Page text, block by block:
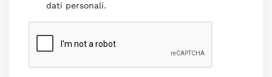
dati personali.